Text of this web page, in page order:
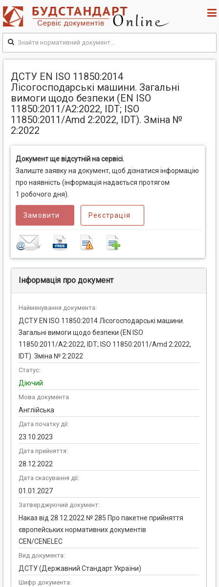
ДСТУ EN ISO 11850:2014
Лісогосподарські машини. Загальні
вимоги щодо безпеки (EN ISO
11850:2011/A2:2022, IDT; ISO
11850:2011/Amd 2:2022, IDT). Зміна №
2:2022
Документ ще відсутній на сервісі.
Залиште заявку на документ, щоб дізнатися інформацію
про наявність (інформація надається протягом
1 робочого дня).
Замовити Реєстрація
Інформація про документ
Найменування документа:
ДСТУ EN ISO 11850:2014 Лісогосподарські машини.
Загальні вимоги щодо безпеки (EN ISO
11850:2011/A2:2022, IDT; ISO 11850:2011/Amd 2:2022,
IDT). Зміна № 2:2022
Статус:
Діючий
Мова документа
Англійська
Дата початку дії:
23.10.2023
Дата прийняття:
28.12.2022
Дата скасування дії:
01.01.2027
Затверджуючий документ:
Наказ від 28.12.2022 № 285 Про пакетне прийняття
європейських нормативних документів
CEN/CENELEC
Вид документа:
ДСТУ (Державний Стандарт України)
Шифр документа: